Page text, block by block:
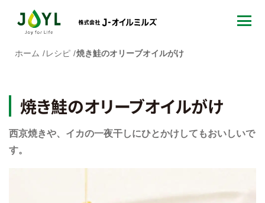
ホーム レシピ 焼き鮭のオリーブオイルがけ
焼き鮭のオリーブオイルがけ
西京焼きや、イカの一夜干しにひとかけしてもおいしいで
す。